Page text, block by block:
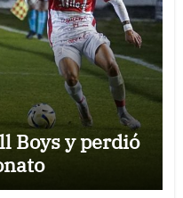
Boys y perdió